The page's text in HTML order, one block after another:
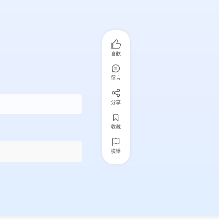
喜歡
留言
分享
收藏
檢舉